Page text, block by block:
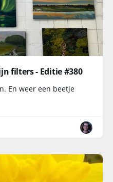
filters - Editie #380
En weer een beetje